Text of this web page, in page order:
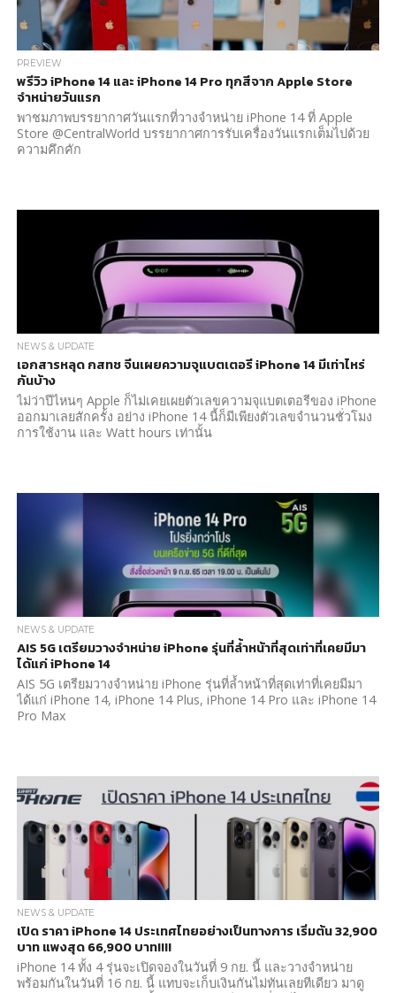
PREVIEW
พรีวิว iPhone 14 และ iPhone 14 Pro ทุกสีจาก Apple Store
จำหน่ายวันแรก
พาชมภาพบรรยากาศวันแรกที่วางจำหน่าย iPhone 14 ที่ Apple
Store @CentralWorld บรรยากาศการรับเครื่องวันแรกเต็มไปด้วย
ความคึกคัก
NEWS & UPDATE
เอกสารหลุด กสทช จีนเผยความจุแบตเตอรี iPhone 14 มีเท่าไหร่
กันบ้าง
ไม่ว่าปีไหนๆ Apple ก็ไม่เคยเผยตัวเลขความจุแบตเตอรีของ iPhone
ออกมาเลยสักครั้ง อย่าง iPhone 14 นี้ก็มีเพียงตัวเลขจำนวนชั่วโมง
การใช้งาน และ Watt hours เท่านั้น
NEWS & UPDATE
AIS 5G เตรียมวางจำหน่าย iPhone รุ่นที่ล้ำหน้าที่สุดเท่าที่เคยมีมา
ได้แก่ iPhone 14
AIS 5G เตรียมวางจำหน่าย iPhone รุ่นที่ล้ำหน้าที่สุดเท่าที่เคยมีมา
ได้แก่ iPhone 14, iPhone 14 Plus, iPhone 14 Pro และ iPhone 14
Pro Max
NEWS & UPDATE
เปิด ราคา iPhone 14 ประเทศไทยอย่างเป็นทางการ เริ่มต้น 32,900
บาท แพงสุด 66,900 บาท!!!!
iPhone 14 ทั้ง 4 รุ่นจะเปิดจองในวันที่ 9 กย. นี้ และวางจำหน่าย
พร้อมกันในวันที่ 16 กย. นี้ แทบจะเก็บเงินกันไม่ทันเลยทีเดียว มาดู